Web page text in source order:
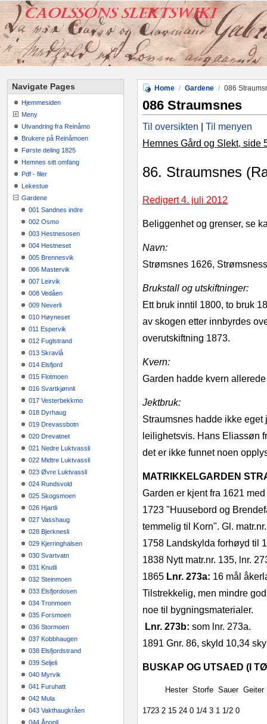
Navigate Pages
Hjemmesiden
Meny
Utvandring fra Reinåmo
Brukere på Reinåmoen
Første deling 1825
Hemnes sitt omfang
Pdf - filer
Lekestue
Gardene
001 Sandnes indre
002 Osmo
003 Hestnesosen
004 Hestneset
005 Brennesvik
006 Mastervik
007 Leirvik
008 Vedåen
009 Neverli
010 Høyneset
011 Espervik
012 Fuglstrand
013 Skravlå
014 Elsfjord
015 Flotmoen
016 Svartkjønnli
017 Vesterbekkmo
018 Dyrhaug
019 Drevassbotn
020 Drevatnet
021 Nedre Luktvassli
022 Midtre Luktvassli
023 Øvre Luktvassli
024 Rundsvold
025 Skogsmoen
026 Hjartli
027 Vasshaug
028 Bjerknesli
029 Kjerringhalsen
030 Svartvatn
031 Knutli
032 Steinmoen
033 Elsfjordosen
034 Tronmoen
035 Forsmoen
036 Stormoen
037 Kobbhaugen
038 Elsfjordstrand
039 Seljeli
040 Myrvik
041 Furuhatt
042 Mula
043 Vakthaugkråen
044 Ånonli
Home / Gardene / 086
086 Straumsnes
Til oversikten
Til menyen
Hemnes Gård og Slekt, side
86. Straumsnes
Redigert 4. juli 2012
Beliggenhet og grenser, se
Navn:
Strømsnes 1626,
Brukstall og utskiftninger:
Ett bruk inntil 1800, to bruk
av skogen etter innbyrdes
overutskiftning 1873.
Kvern:
Garden hadde kvern
Jektbruk:
Straumsnes hadde ikke
leilighetsvis. Hans Eliassøn
det er ikke funnet noen
MATRIKKELGARDEN
Garden er kjent fra 1621
1723 "Huusebord og
temmelig til Korn". Gl.
1758 Landskylda forhøyd til
1838 Nytt matr.nr. 135, lnr.
1865 Lnr. 273a: 16 mål
Tilstrekkelig, men mindre
noe til byg­ningsmaterialer.
Lnr. 273b: som lnr. 273a.
1891 Gnr. 86, skyld 10,34
BUSKAP OG UTSAED (I
Hester Storfe Sauer Geiter
1723 2 15 24 0 1/4 3 1 1/2 0